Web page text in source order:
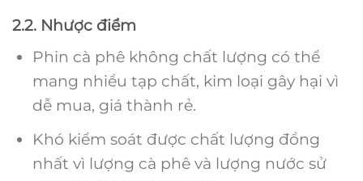
2.2. Nhược điểm
Phin cà phê không chất lượng có thể
mang nhiều tạp chất, kim loại gây hại vì
dễ mua, giá thành rẻ.
Khó kiểm soát được chất lượng đồng
nhất vì lượng cà phê và lượng nước sử